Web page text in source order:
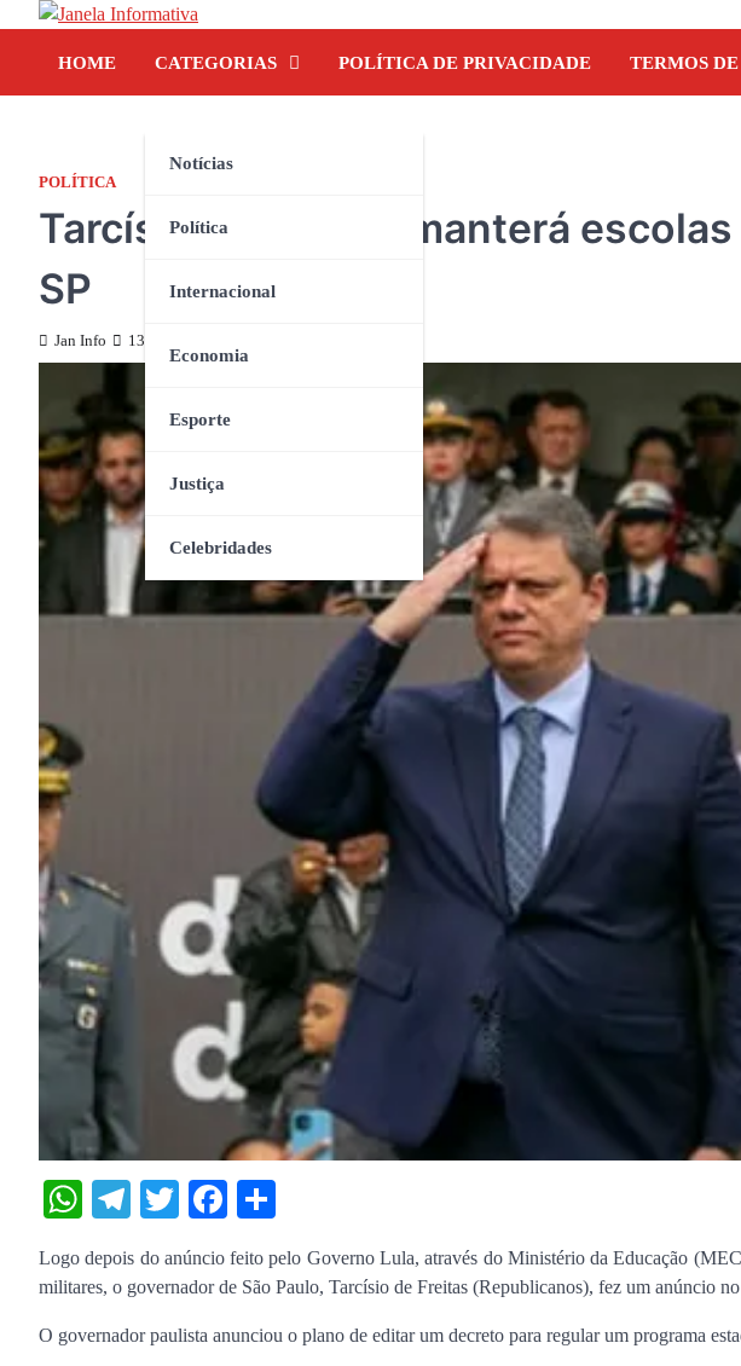
HOME CATEGORIAS
Notícias
Política
Internacional
Economia
Esporte
Justiça
Celebridades
POLÍTICA DE PRIVACIDADE TERMOS DE
POLÍTICA
Tarcísio de Freitas manterá
SP
Jan Info 13 de julho de 2023
WhatsApp
Telegram
TwitterFacebook
Logo depois do anúncio feito pelo Governo Lula, através do Ministério da Educação
militares, o governador de São Paulo, Tarcísio de Freitas (Republicanos), fez um anúncio
O governador paulista anunciou o plano de editar um decreto para regular um programa